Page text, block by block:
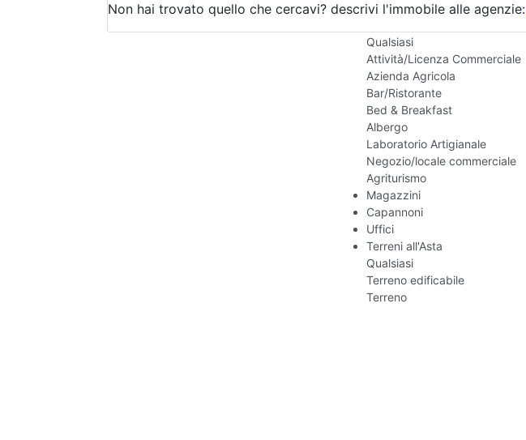
Box/Garage
Qualsiasi
Attività/Licenza Commerciale
Azienda Agricola
Bar/Ristorante
Bed & Breakfast
Albergo
Laboratorio Artigianale
Negozio/locale commerciale
Agriturismo
Magazzini
Capannoni
Uffici
Terreni all'Asta
Qualsiasi
Terreno edificabile
Terreno
Non hai trovato quello che cercavi? descrivi l'immobile alle agenzie: